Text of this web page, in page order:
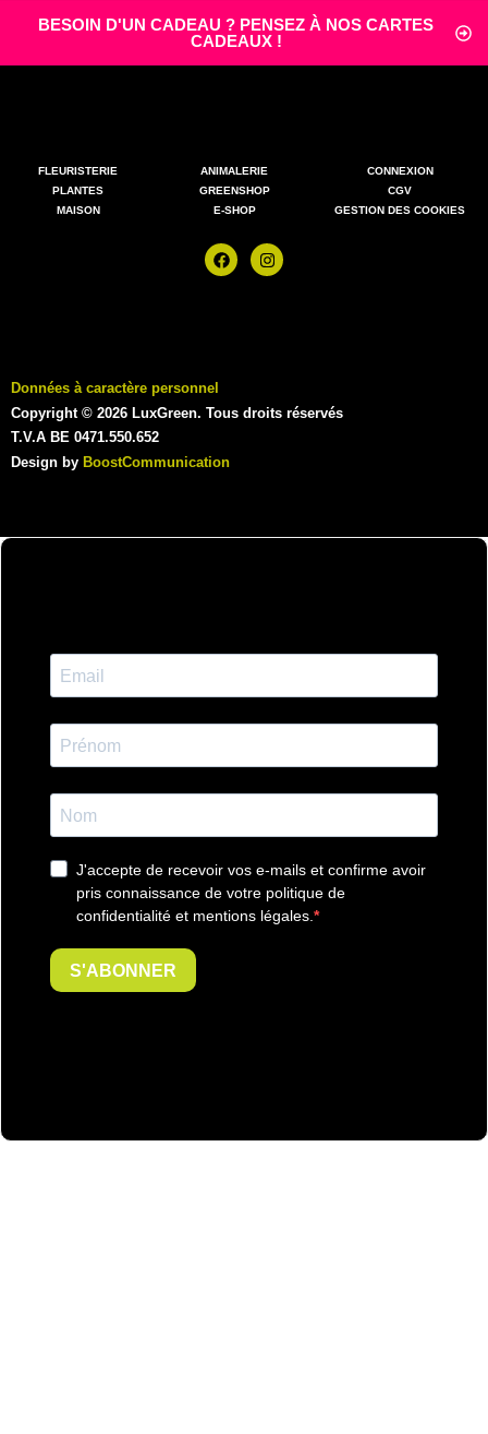
BESOIN D'UN CADEAU ? PENSEZ À NOS CARTES
CADEAUX !
FLEURISTERIE
PLANTES
MAISON
ANIMALERIE
GREENSHOP
E-SHOP
CONNEXION
CGV
GESTION DES COOKIES
Données à caractère personnel
Copyright © 2026 LuxGreen. Tous droits réservés
T.V.A BE 0471.550.652
Design by BoostCommunication